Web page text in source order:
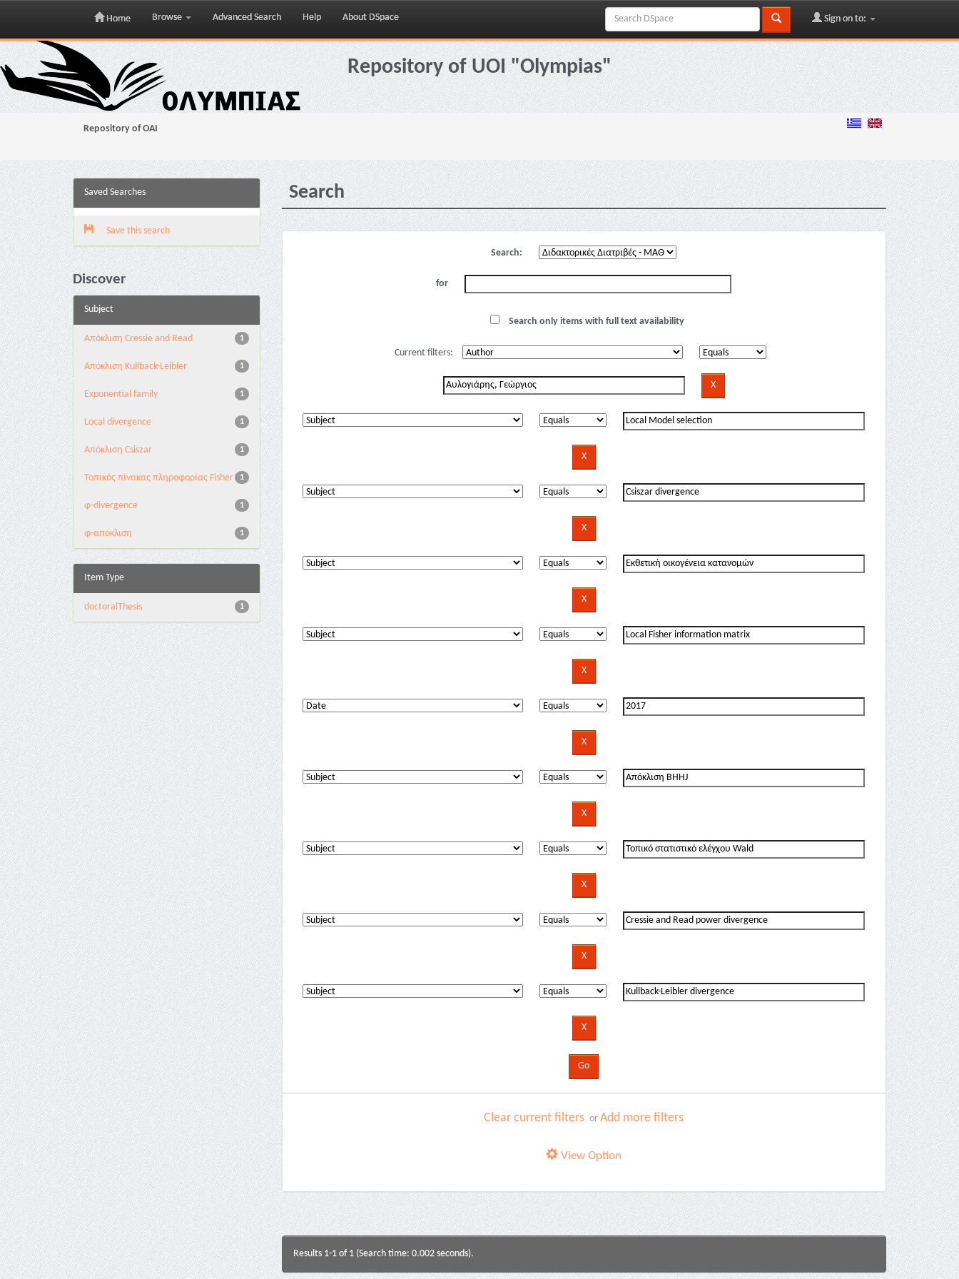
Skip
navigation
Home Browse Advanced Search Help About DSpace Sign on to:
Repository of UOI "Olympias"
Repository of OAI
Saved Searches
Save this search
Discover
Subject
1
Aπόκλιση Cressie and Read
1
Aπόκλιση Kullback-Leibler
1
Exponential family
1
Local divergence
1
Απόκλιση Csiszar
1
Τοπικός πίνακας πληροφορίας Fisher
1
φ-divergence
1
φ-απόκλιση
Item Type
1
doctoralThesis
Search
Search:
for
Search only items with full text availability
Current filters:
Clear current filters orAdd more filters
View Option
Results 1-1 of 1 (Search time: 0.002 seconds).